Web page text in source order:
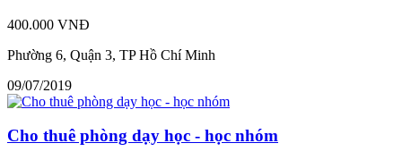
400.000 VNĐ
Phường 6, Quận 3, TP Hồ Chí Minh
09/07/2019
Cho thuê phòng dạy học - học nhóm